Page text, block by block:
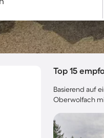
Top 15
Basierend auf
Oberwolfach